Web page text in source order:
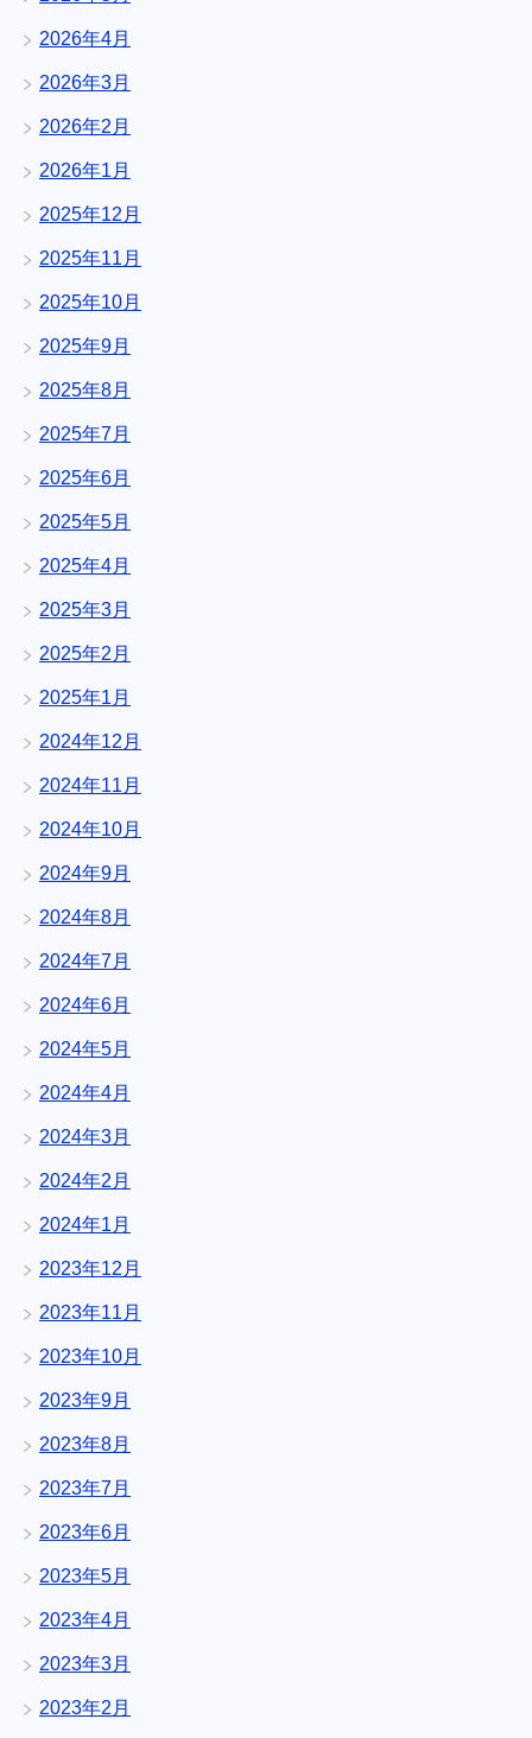
2026年4月
2026年3月
2026年2月
2026年1月
2025年12月
2025年11月
2025年10月
2025年9月
2025年8月
2025年7月
2025年6月
2025年5月
2025年4月
2025年3月
2025年2月
2025年1月
2024年12月
2024年11月
2024年10月
2024年9月
2024年8月
2024年7月
2024年6月
2024年5月
2024年4月
2024年3月
2024年2月
2024年1月
2023年12月
2023年11月
2023年10月
2023年9月
2023年8月
2023年7月
2023年6月
2023年5月
2023年4月
2023年3月
2023年2月